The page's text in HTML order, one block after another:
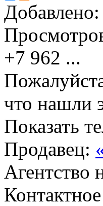
Добавлено:
+7 962 ...
что нашли
Показать
Продавец:
Агентство